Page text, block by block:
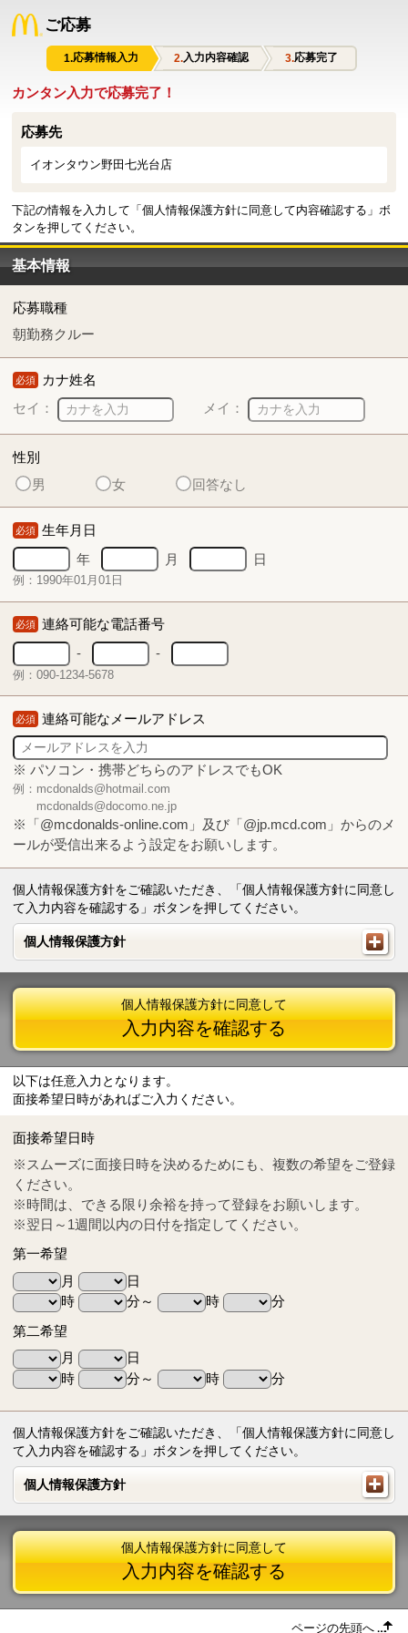
ご応募
応募情報入力 入力内容確認 応募完了
カンタン入力で応募完了！
応募先
イオンタウン野田七光台店
下記の情報を入力して「個人情報保護方針に同意して内容確認する」ボ
タンを押してください。
基本情報
応募職種
朝勤務クルー
必須 カナ姓名
セイ：
メイ：
性別
男
女 回答なし
必須 生年月日
年
月 日
例：1990年01月01日
必須 連絡可能な電話番号
-
-
例：090-1234-5678
必須 連絡可能なメールアドレス
※ パソコン・携帯どちらのアドレスでもOK
例：mcdonalds@hotmail.com
mcdonalds@docomo.ne.jp
※「@mcdonalds-online.com」及び「@jp.mcd.com」からのメ
ールが受信出来るよう設定をお願いします。
個人情報保護方針をご確認いただき、「個人情報保護方針に同意し
て入力内容を確認する」ボタンを押してください。
個人情報保護方針
個人情報保護方針
Tel
0570-55-0314
個人情報保護方針に同意して
入力内容を確認する
以下は任意入力となります。
面接希望日時があればご入力ください。
面接希望日時
※スムーズに面接日時を決めるためにも、複数の希望をご登録
ください。
※時間は、できる限り余裕を持って登録をお願いします。
※翌日～1週間以内の日付を指定してください。
第一希望
月
日
時
分～ 時
分
第二希望
月
日
時
分～ 時 分
個人情報保護方針をご確認いただき、「個人情報保護方針に同意し
て入力内容を確認する」ボタンを押してください。
個人情報保護方針
個人情報保護方針
個人情報保護方針に同意して
入力内容を確認する
ページの先頭へ